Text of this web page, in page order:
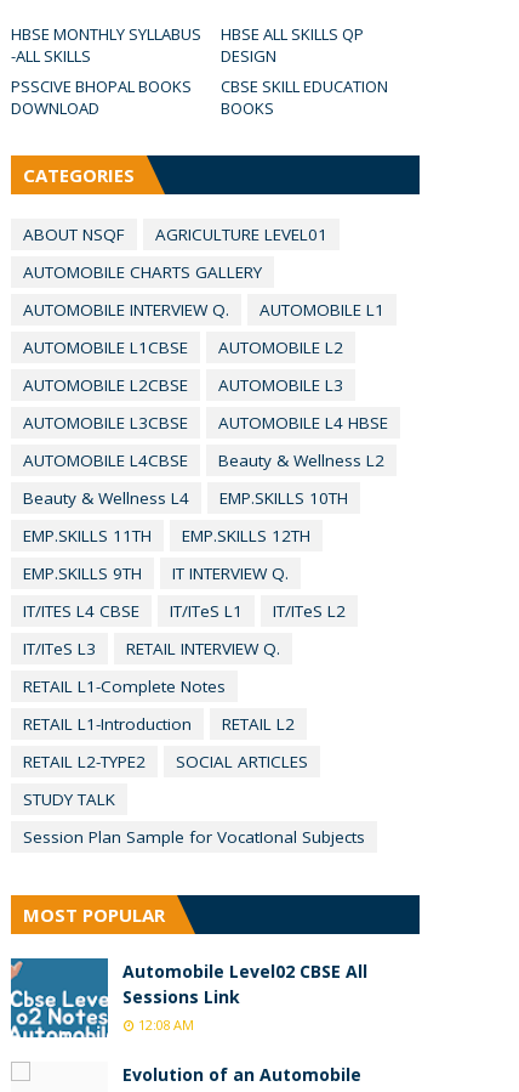
HBSE MONTHLY SYLLABUS
-ALL SKILLS
HBSE ALL SKILLS QP
DESIGN
PSSCIVE BHOPAL BOOKS
DOWNLOAD
CBSE SKILL EDUCATION
BOOKS
CATEGORIES
ABOUT NSQF
AGRICULTURE LEVEL01
AUTOMOBILE CHARTS GALLERY
AUTOMOBILE INTERVIEW Q.
AUTOMOBILE L1
AUTOMOBILE L1CBSE
AUTOMOBILE L2
AUTOMOBILE L2CBSE
AUTOMOBILE L3
AUTOMOBILE L3CBSE
AUTOMOBILE L4 HBSE
AUTOMOBILE L4CBSE
Beauty & Wellness L2
Beauty & Wellness L4
EMP.SKILLS 10TH
EMP.SKILLS 11TH
EMP.SKILLS 12TH
EMP.SKILLS 9TH
IT INTERVIEW Q.
IT/ITES L4 CBSE
IT/ITeS L1
IT/ITeS L2
IT/ITeS L3
RETAIL INTERVIEW Q.
RETAIL L1-Complete Notes
RETAIL L1-Introduction
RETAIL L2
RETAIL L2-TYPE2
SOCIAL ARTICLES
STUDY TALK
Session Plan Sample for VocatIonal Subjects
MOST POPULAR
Automobile Level02 CBSE All
Sessions Link
12:08 AM
Evolution of an Automobile